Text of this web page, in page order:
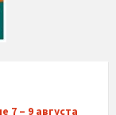
7 – 9 августа